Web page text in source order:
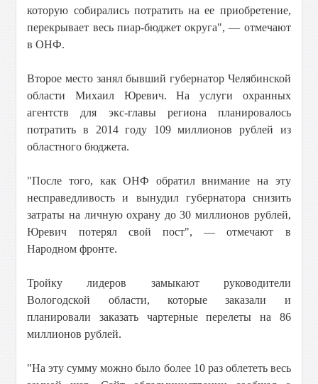
которую собирались потратить на ее приобретение,
перекрывает весь пиар-бюджет округа", — отмечают
в ОНФ.
Второе место занял бывший губернатор Челябинской
области Михаил Юревич. На услуги охранных
агентств для экс-главы региона планировалось
потратить в 2014 году 109 миллионов рублей из
областного бюджета.
"После того, как ОНФ обратил внимание на эту
несправедливость и вынудил губернатора снизить
затраты на личную охрану до 30 миллионов рублей,
Юревич потерял свой пост", — отмечают в
Народном фронте.
Тройку лидеров замыкают руководители
Вологодской области, которые заказали и
планировали заказать чартерные перелеты на 86
миллионов рублей.
"На эту сумму можно было более 10 раз облететь весь